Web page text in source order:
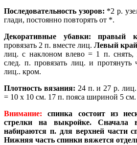
Последовательность узоров: *2 р.
глади, постоянно повторять от *.
Декоративные убавки:
правый
провязать 2 п. вместе лиц. Левый
лиц. с наклоном влево = 1 п. снять,
след. п. провязать лиц. и протянуть
лиц.. кром.
Плотность вязания: 24 п. и 27 р.
= 10 х 10 см. 17 п. пояса шириной 5 см.
Внимание: спинка состоит из
стрелки на выкройке. Сначала
набираются п. для верхней части
Нижняя часть спинки вяжется